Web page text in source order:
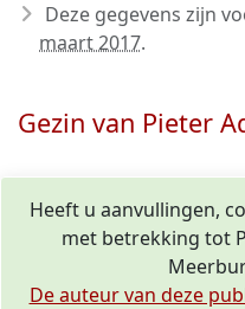
Deze gegevens zijn
maart 2017.
Gezin van Pieter
Heeft u aanvullingen,
met betrekking tot
De auteur van deze